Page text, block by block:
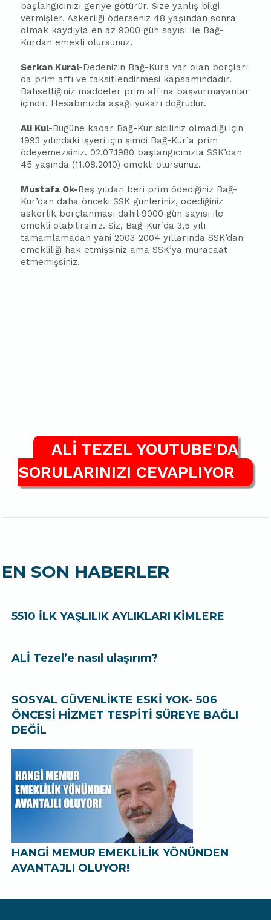
başlangıcınızı geriye götürür. Size yanlış bilgi
vermişler. Askerliği öderseniz 48 yaşından sonra
olmak kaydıyla en az 9000 gün sayısı ile Bağ-
Kurdan emekli olursunuz.
Serkan Kural-Dedenizin Bağ-Kura var olan borçları
da prim affı ve taksitlendirmesi kapsamındadır.
Bahsettiğiniz maddeler prim affına başvurmayanlar
içindir. Hesabınızda aşağı yukarı doğrudur.
Ali Kul-Bugüne kadar Bağ-Kur siciliniz olmadığı için
1993 yılındaki işyeri için şimdi Bağ-Kur’a prim
ödeyemezsiniz. 02.07.1980 başlangıcınızla SSK’dan
45 yaşında (11.08.2010) emekli olursunuz.
Mustafa Ok-Beş yıldan beri prim ödediğiniz Bağ-
Kur’dan daha önceki SSK günleriniz, ödediğiniz
askerlik borçlanması dahil 9000 gün sayısı ile
emekli olabilirsiniz. Siz, Bağ-Kur’da 3,5 yılı
tamamlamadan yani 2003-2004 yıllarında SSK’dan
emekliliği hak etmişsiniz ama SSK’ya müracaat
etmemişsiniz.
ALİ TEZEL YOUTUBE'DA
SORULARINIZI CEVAPLIYOR
EN SON HABERLER
5510 İLK YAŞLILIK AYLIKLARI KİMLERE
ALİ Tezel’e nasıl ulaşırım?
SOSYAL GÜVENLİKTE ESKİ YOK- 506
ÖNCESİ HİZMET TESPİTİ SÜREYE BAĞLI
DEĞİL
HANGİ MEMUR EMEKLİLİK YÖNÜNDEN
AVANTAJLI OLUYOR!